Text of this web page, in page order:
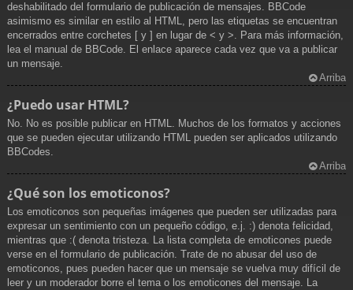
deshabilitado del formulario de publicación de mensajes. BBCode
asimismo es similar en estilo al HTML, pero las etiquetas se encuentran
encerrados entre corchetes [ y ] en lugar de < y >. Para más información,
lea el manual de BBCode. El enlace aparece cada vez que va a publicar
un mensaje.
Arriba
¿Puedo usar HTML?
No. No es posible publicar en HTML. Muchos de los formatos y acciones
que se pueden ejecutar utilizando HTML pueden ser aplicados utilizando
BBCodes.
Arriba
¿Qué son los emoticonos?
Los emoticonos son pequeñas imágenes que pueden ser utilizadas para
expresar un sentimiento con un pequeño código, e.j. :) denota felicidad,
mientras que :( denota tristeza. La lista completa de emoticones puede
verse en el formulario de publicación. Trate de no abusar del uso de
emoticonos, pues pueden hacer que un mensaje se vuelva muy difícil de
leer y un moderador borre el tema o los emoticones del mensaje. La